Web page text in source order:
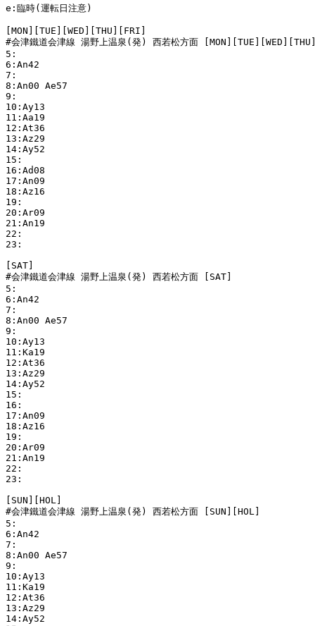
e:臨時(運転日注意)
[MON][TUE][WED][THU][FRI]
#会津鐵道会津線 湯野上温泉(発) 西若松方面
5:
6:An42
7:
8:An00 Ae57
9:
10:Ay13
11:Aa19
12:At36
13:Az29
14:Ay52
15:
16:Ad08
17:An09
18:Az16
19:
20:Ar09
21:An19
22:
23:
[SAT]
#会津鐵道会津線 湯野上温泉(発) 西若松方面 [SAT]
5:
6:An42
7:
8:An00 Ae57
9:
10:Ay13
11:Ka19
12:At36
13:Az29
14:Ay52
15:
16:
17:An09
18:Az16
19:
20:Ar09
21:An19
22:
23:
[SUN][HOL]
#会津鐵道会津線 湯野上温泉(発) 西若松方面 [SUN][HOL]
5:
6:An42
7:
8:An00 Ae57
9:
10:Ay13
11:Ka19
12:At36
13:Az29
14:Ay52